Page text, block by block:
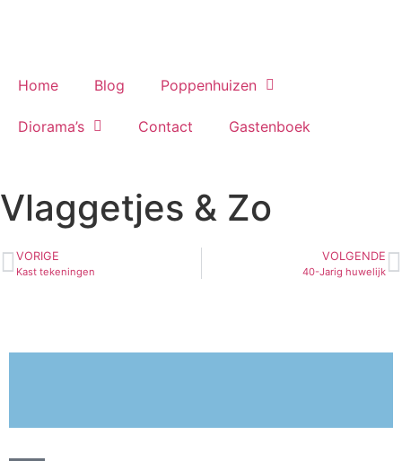
Home Blog Poppenhuizen
Diorama’s Contact Gastenboek
Vlaggetjes & Zo
VORIGE
Kast tekeningen
VOLGENDE
40-Jarig huwelijk